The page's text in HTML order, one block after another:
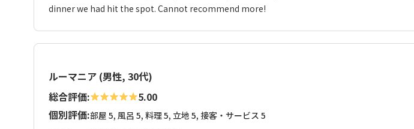
dinner we had hit the spot. Cannot recommend more!
ルーマニア (男性, 30代)
総合評価:
5.00
個別評価:部屋 5, 風呂 5, 料理 5, 立地 5, 接客・サービス 5